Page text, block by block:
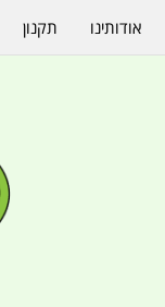
אודותינו תקנון